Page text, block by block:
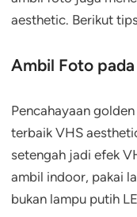
aesthetic. Berikut
Ambil Foto
Pencahayaan
terbaik VHS
setengah jadi efek
ambil indoor, pakai
bukan lampu putih